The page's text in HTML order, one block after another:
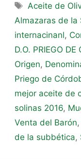
Aceite de
Almazaras de la
internacinanl,
D.O. PRIEGO DE
Origen,
Priego de
mejor aceite de
solinas 2016,
Venta del Barón,
de la subbética,